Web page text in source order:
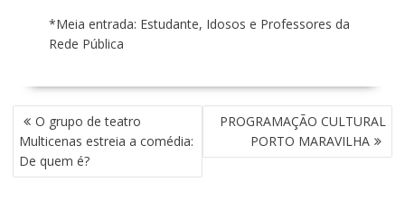
*Meia entrada: Estudante, Idosos e Professores da
Rede Pública
N
A
V
E
O grupo de teatro
Multicenas estreia a comédia:
De quem é?
PROGRAMAÇÃO CULTURAL
PORTO MARAVILHA